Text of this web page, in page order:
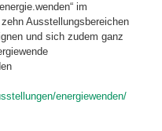
im
Ausstellungsbereichen
und sich zudem ganz
energiewenden/